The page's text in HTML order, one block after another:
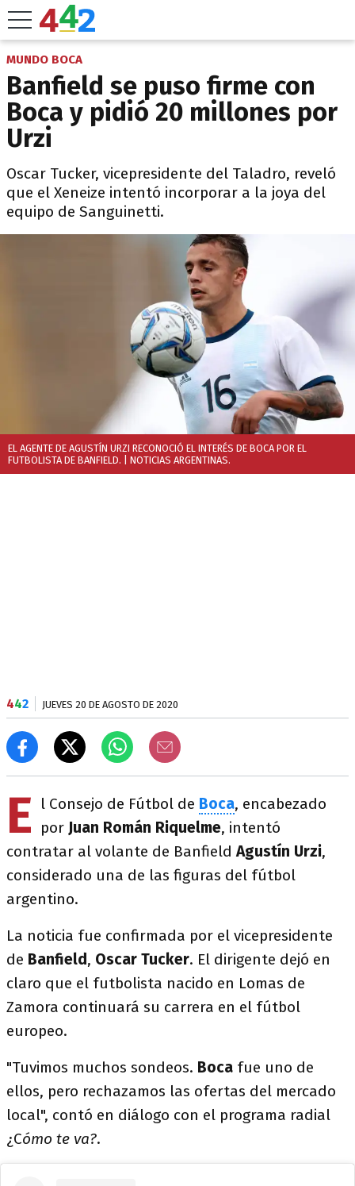
MUNDO BOCA
Banfield se puso firme con
Boca y pidió 20 millones por
Urzi
Oscar Tucker, vicepresidente del Taladro, reveló
que el Xeneize intentó incorporar a la joya del
equipo de Sanguinetti.
EL AGENTE DE AGUSTÍN URZI RECONOCIÓ EL INTERÉS DE BOCA POR EL
FUTBOLISTA DE BANFIELD. | NOTICIAS ARGENTINAS.
442 JUEVES 20 DE AGOSTO DE 2020
E l Consejo de Fútbol de Boca, encabezado
por Juan Román Riquelme, intentó
contratar al volante de BanfieldAgustín Urzi,
considerado una de las figuras del fútbol
argentino.
La noticia fue confirmada por el vicepresidente
de Banfield, Oscar Tucker. El dirigente dejó en
claro que el futbolista nacido en Lomas de
Zamora continuará su carrera en el fútbol
europeo.
"Tuvimos muchos sondeos. Boca fue uno de
ellos, pero rechazamos las ofertas del mercado
local", contó en diálogo con el programa radial
¿Cómo te va?.